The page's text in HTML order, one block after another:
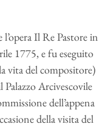
Il Re Pastore in
1775, e fu eseguito
vita del compositore)
Arcivescovile
dell’appena
della visita del